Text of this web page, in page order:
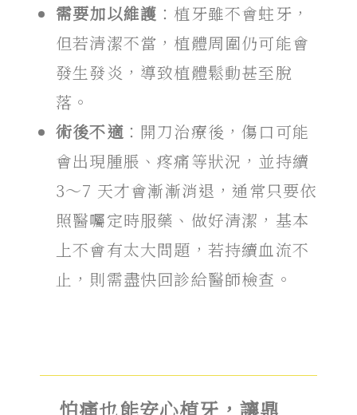
需要加以維護 ：植牙雖不會蛀牙，
但若清潔不當，植體周圍仍可能會
發生發炎，導致植體鬆動甚至脫
落。
術後不適：開刀治療後，傷口可能
會出現腫脹、疼痛等狀況，並持續
3～7 天才會漸漸消退，通常只要依
照醫囑定時服藥、做好清潔，基本
上不會有太大問題，若持續血流不
止，則需盡快回診給醫師檢查。
怕痛也能安心植牙，讓鼎